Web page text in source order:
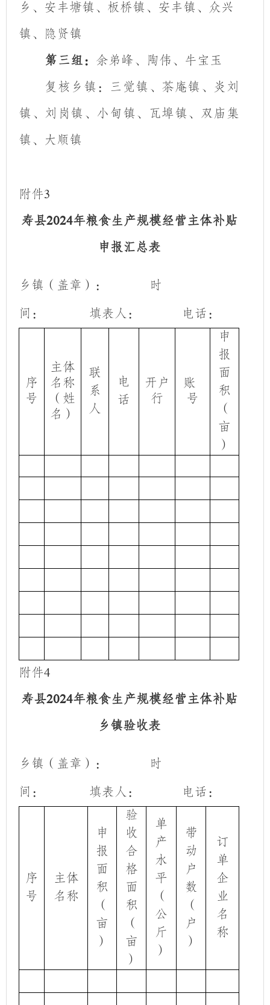
乡、安丰塘镇、板桥镇、安丰镇、众兴
镇、隐贤镇
第三组： 余弟峰、陶伟、牛宝玉
复核乡镇： 三觉镇、茶庵镇、炎刘
镇、刘岗镇、小甸镇、瓦埠镇、双庙集
镇、大顺镇
附件3
寿县2024年粮食生产规模经营主体补贴
申报汇总表
乡镇（盖章）：
时
间：
填表人： 电话：
序
号
主体
名称
（姓
名）
联
系
人
电
话
开户
行
账
号
申
报
面
积
（
亩
）
附件4
寿县2024年粮食生产规模经营主体补贴
乡镇验收表
乡镇（盖章）：
时
间：
填表人： 电话：
序
号
主体
名称
申
报
面
积
（
亩
）
验
收
合
格
面
积
（
亩
）
单
产
水
平
（
公
斤
）
带
动
户
数
（
户
）
订
单
企
业
名
称